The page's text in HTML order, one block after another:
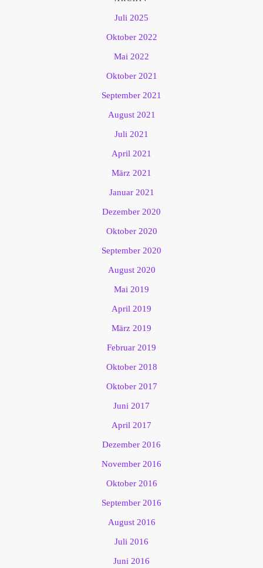
Juli 2025
Oktober 2022
Mai 2022
Oktober 2021
September 2021
August 2021
Juli 2021
April 2021
März 2021
Januar 2021
Dezember 2020
Oktober 2020
September 2020
August 2020
Mai 2019
April 2019
März 2019
Februar 2019
Oktober 2018
Oktober 2017
Juni 2017
April 2017
Dezember 2016
November 2016
Oktober 2016
September 2016
August 2016
Juli 2016
Juni 2016